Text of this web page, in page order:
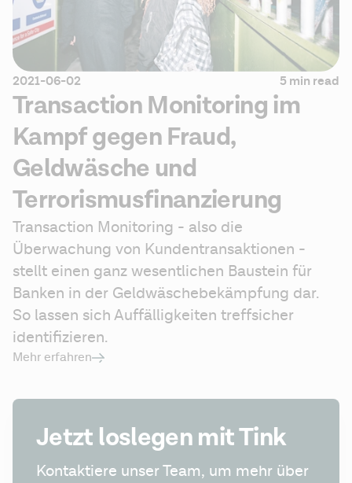
2021-06-02 5 min read
Transaction Monitoring im
Kampf gegen Fraud,
Geldwäsche und
Terrorismusfinanzierung
Transaction Monitoring - also die
Überwachung von Kundentransaktionen -
stellt einen ganz wesentlichen Baustein für
Banken in der Geldwäschebekämpfung dar.
So lassen sich Auffälligkeiten treffsicher
identifizieren.
Mehr erfahren
Jetzt loslegen mit Tink
Kontaktiere unser Team, um mehr über